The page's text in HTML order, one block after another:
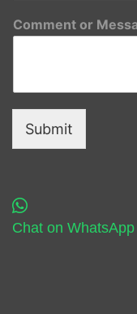
Comment or
Submit
Chat on